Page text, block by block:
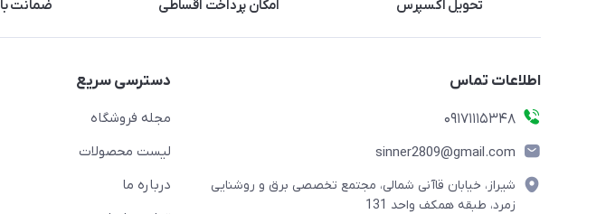
تحویل اکسپرس امکان پرداخت اقساطی ضمانت
اطلاعات تماس
09171115348
sinner2809@gmail.com
شیراز، خیابان قاآنی شمالی، مجتمع تخصصی برق و روشنایی
زمرد، طبقه همکف واحد 131
دسترسی سریع
مجله فروشگاه
لیست محصولات
درباره ما